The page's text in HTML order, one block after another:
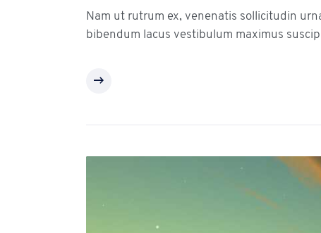
Nam ut rutrum ex, venenatis sollicitudin
bibendum lacus vestibulum maximus